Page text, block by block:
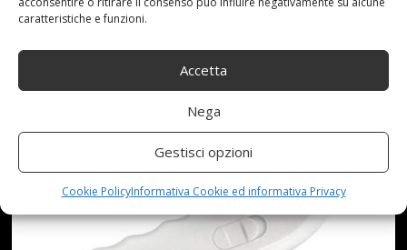
caratteristiche e funzioni.
Accetta
Nega
Gestisci opzioni
Cookie PolicyInformativa Cookie ed informativa Privacy